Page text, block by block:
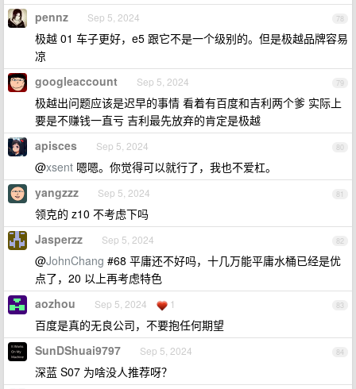
78
pennz Sep 5, 2024
极越 01 车子更好，e5 跟它不是一个级别的。但是极越品牌容易
凉
79
googleaccount Sep 5, 2024
极越出问题应该是迟早的事情 看着有百度和吉利两个爹 实际上
要是不赚钱一直亏 吉利最先放弃的肯定是极越
80
apisces Sep 5, 2024
@xsent 嗯嗯。你觉得可以就行了，我也不爱杠。
81
yangzzz Sep 5, 2024
领克的 z10 不考虑下吗
82
Jasperzz Sep 5, 2024
@JohnChang #68 平庸还不好吗，十几万能平庸水桶已经是优
点了，20 以上再考虑特色
83
aozhou Sep 5, 2024 1
百度是真的无良公司，不要抱任何期望
84
SunDShuai9797 Sep 5, 2024
深蓝 S07 为啥没人推荐呀？